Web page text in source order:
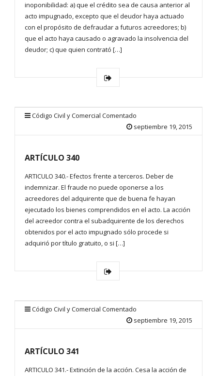
inoponibilidad: a) que el crédito sea de causa anterior al
acto impugnado, excepto que el deudor haya actuado
con el propósito de defraudar a futuros acreedores; b)
que el acto haya causado o agravado la insolvencia del
deudor; c) que quien contrató […]
Código Civil y Comercial Comentado
septiembre 19, 2015
ARTÍCULO 340
ARTICULO 340.- Efectos frente a terceros. Deber de
indemnizar. El fraude no puede oponerse a los
acreedores del adquirente que de buena fe hayan
ejecutado los bienes comprendidos en el acto. La acción
del acreedor contra el subadquirente de los derechos
obtenidos por el acto impugnado sólo procede si
adquirió por título gratuito, o si […]
Código Civil y Comercial Comentado
septiembre 19, 2015
ARTÍCULO 341
ARTICULO 341.- Extinción de la acción. Cesa la acción de